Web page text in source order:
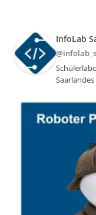
InfoLab
Saarlandes